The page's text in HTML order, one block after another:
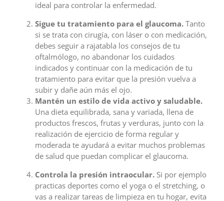
ideal para controlar la enfermedad.
Sigue tu tratamiento para el glaucoma. Tanto
si se trata con cirugía, con láser o con medicación,
debes seguir a rajatabla los consejos de tu
oftalmólogo, no abandonar los cuidados
indicados y continuar con la medicación de tu
tratamiento para evitar que la presión vuelva a
subir y dañe aún más el ojo.
Mantén un estilo de vida activo y saludable.
Una dieta equilibrada, sana y variada, llena de
productos frescos, frutas y verduras, junto con la
realización de ejercicio de forma regular y
moderada te ayudará a evitar muchos problemas
de salud que puedan complicar el glaucoma.
Controla la presión intraocular. Si por ejemplo
practicas deportes como el yoga o el stretching, o
vas a realizar tareas de limpieza en tu hogar, evita